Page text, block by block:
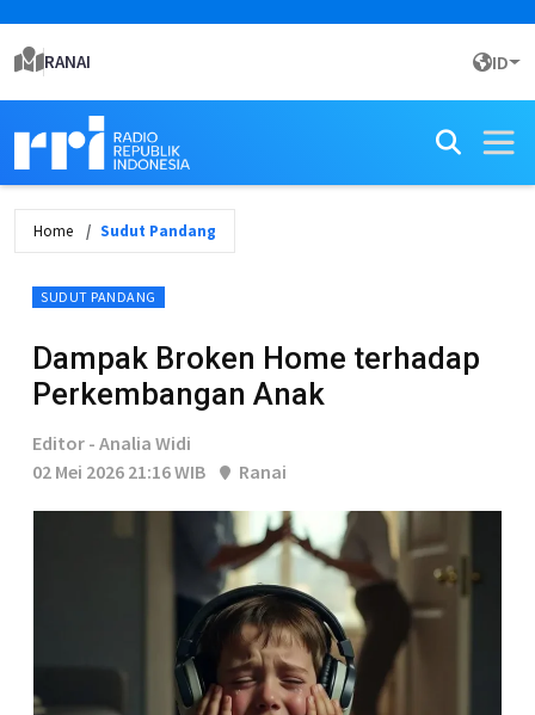
RANAI ID
Home Sudut Pandang
SUDUT PANDANG
Dampak Broken Home terhadap
Perkembangan Anak
Editor - Analia Widi
02 Mei 2026 21:16 WIB
Ranai